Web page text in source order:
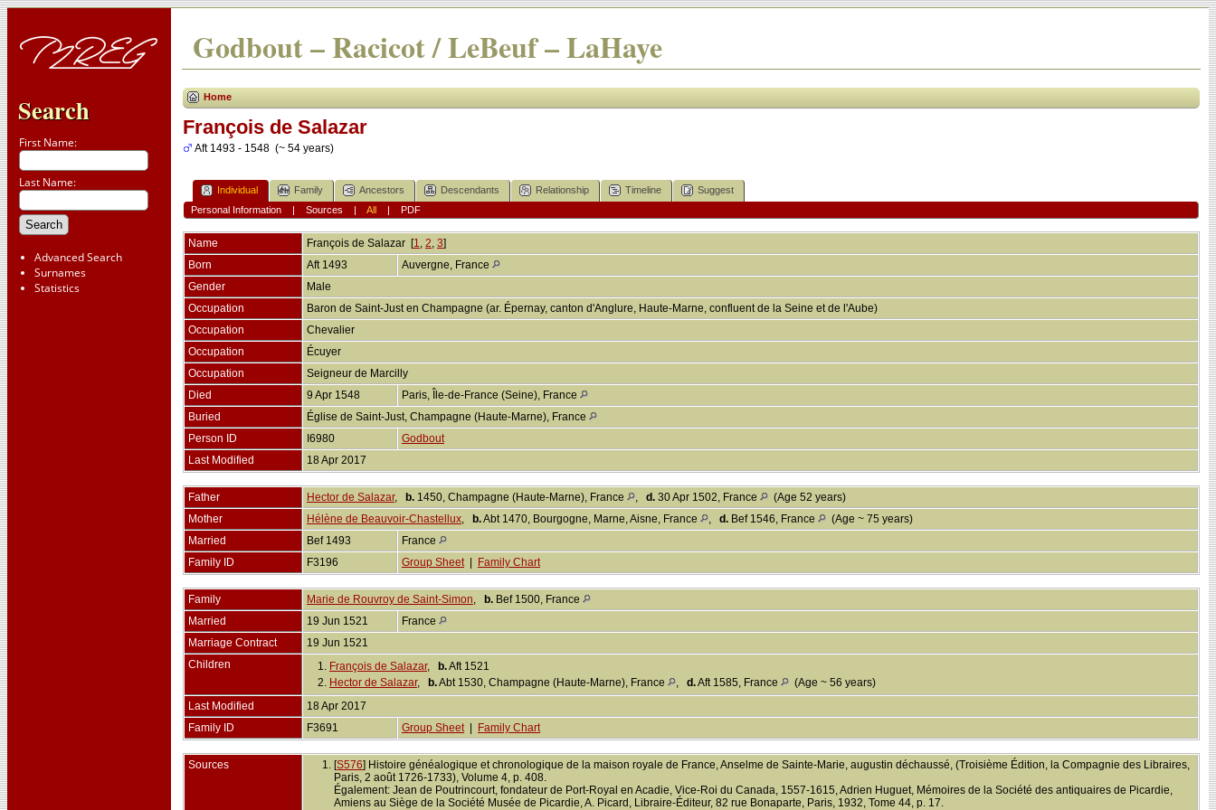
Search
First Name:
Last Name:
Advanced Search
Surnames
Statistics
Godbout – Racicot / LeBeuf – LaHaye
Home
François de Salazar
Aft 1493 - 1548 (~ 54 years)
Individual Family Ancestors Descendants Relationship Timeline
Suggest
Personal Information| Sources | All| PDF
Name François de Salazar [1, 2, 3]
Born
Aft 1493
Auvergne, France
Gender
Male
Occupation
Baron de Saint-Just en Champagne (ar. Épernay, canton d'Anglure, Haute-Marne, confluent de la Seine et de l'Aube)
Occupation
Chevalier
Occupation
Écuyer
Occupation
Seigneur de Marcilly
Died
9 Apr 1548
Paris, Île-de-France (Seine), France
Buried
Église de Saint-Just, Champagne (Haute-Marne), France
Person ID
I6980
Godbout
Last Modified
18 Apr 2017
Father Hector de Salazar, b. 1450, Champagne (Haute-Marne), France , d. 30 Apr 1502, France
(Age 52 years)
Mother
Hélène de Beauvoir-Chastellux, b.Abt 1470, Bourgogne, Marne, Aisne, France , d. Bef 1546, France
(Age ~ 75 years)
Married
Bef 1493
France
Family ID
F3196 Group Sheet| Family Chart
Family Marie de Rouvroy de Saint-Simon, b. Bef 1500, France
Married
19 Jun 1521
France
Marriage Contract
19 Jun 1521
Children
1. François de Salazar, b.Aft 1521
2. Hector de Salazar, b.Abt 1530, Champagne (Haute-Marne), France , d.Aft 1585, France
(Age ~ 56 years)
Last Modified
18 Apr 2017
Family ID
F3691 Group Sheet| Family Chart
Sources [S576] Histoire généalogique et chronologique de la maison royale de France, Anselme de Sainte-Marie, augustin déchaussé, (Troisième Édition, la Compagnie des Libraires,
Paris, 2 août 1726-1733), Volume 4, p. 408.
Également: Jean de Poutrincourt, fondateur de Port-Royal en Acadie, Vice-Roi du Canada, 1557-1615, Adrien Huguet, Mémoires de la Société des antiquaires de Picardie,
Amiens au Siège de la Société Musée de Picardie, A. Picard, Libraire-Éditeur, 82 rue Bonaparte, Paris, 1932, Tome 44, p. 17.